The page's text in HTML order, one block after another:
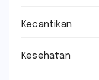
Kecantikan
Kesehatan